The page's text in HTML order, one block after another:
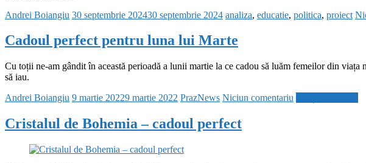
Andrei Boiangiu 30 septembrie 202430 septembrie 2024 analiza, educatie, politica, proiect
Cadoul perfect pentru luna lui Marte
Cu toții ne-am gândit în această perioadă a lunii martie la ce cadou să luăm femeilor din
să iau.
Andrei Boiangiu 9 martie 20229 martie 2022 PrazNews Niciun comentariu
Cristalul de Bohemia – cadoul perfect